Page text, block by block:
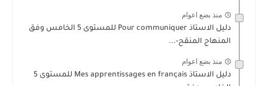
منذ بضع اعوام
دليل الاستاذ Pour communiquer للمستوى 5 الخامس وفق
المنهاج المنقح-...
منذ بضع اعوام
دليل الاستاذ Mes apprentissages en français للمستوى 5